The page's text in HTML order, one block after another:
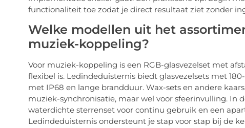
functionaliteit toe zodat je direct resultaat ziet zonder
Welke modellen uit het
muziek-koppeling?
Voor muziek-koppeling is een RGB-glasvezelset met
flexibel is. Ledindeduisternis biedt glasvezelsets met
met IP68 en lange brandduur. Wax-sets en andere
muziek-synchronisatie, maar wel voor sfeerinvulling. In
waterdichte sterrenset voor continu gebruik en een
Ledindeduisternis ondersteunt je stap voor stap bij de